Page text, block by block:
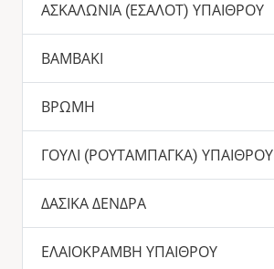
ΑΣΚΑΛΩΝΙΑ (ΕΣΑΛΟΤ) ΥΠΑΙΘΡΟΥ
ΒΑΜΒΑΚΙ
ΒΡΩΜΗ
ΓΟΥΛΙ (ΡΟΥΤΑΜΠΑΓΚΑ) ΥΠΑΙΘΡΟΥ
ΔΑΣΙΚΑ ΔΕΝΔΡΑ
ΕΛΑΙΟΚΡΑΜΒΗ ΥΠΑΙΘΡΟΥ